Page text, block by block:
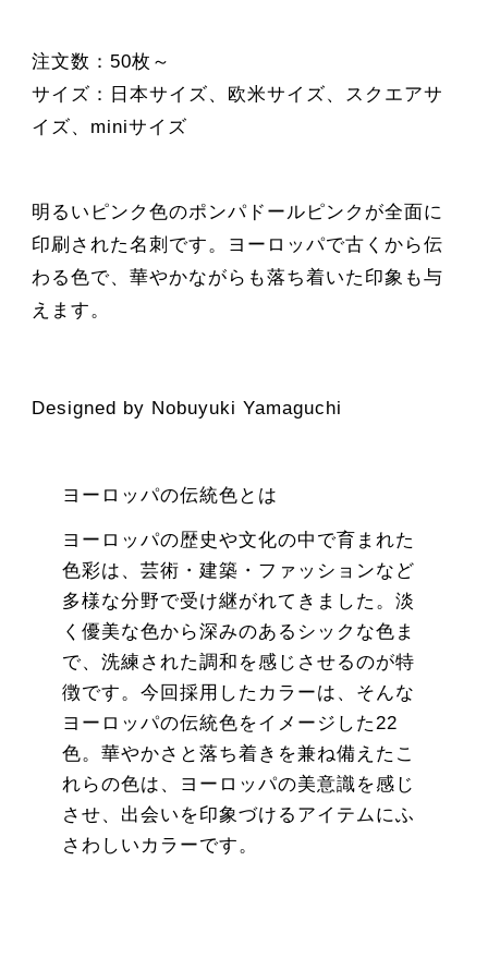
注文数：50枚～
サイズ：日本サイズ、欧米サイズ、スクエアサ
イズ、miniサイズ
明るいピンク色のポンパドールピンクが全面に
印刷された名刺です。ヨーロッパで古くから伝
わる色で、華やかながらも落ち着いた印象も与
えます。
Designed by Nobuyuki Yamaguchi
ヨーロッパの伝統色とは
ヨーロッパの歴史や文化の中で育まれた
色彩は、芸術・建築・ファッションなど
多様な分野で受け継がれてきました。淡
く優美な色から深みのあるシックな色ま
で、洗練された調和を感じさせるのが特
徴です。今回採用したカラーは、そんな
ヨーロッパの伝統色をイメージした22
色。華やかさと落ち着きを兼ね備えたこ
れらの色は、ヨーロッパの美意識を感じ
させ、出会いを印象づけるアイテムにふ
さわしいカラーです。